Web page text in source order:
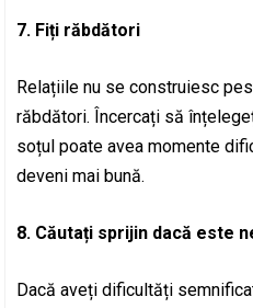
7. Fiți răbdători
Relațiile nu se construiesc
răbdători. Încercați să
soțul poate avea momente
deveni mai bună.
8. Căutați sprijin dacă este
Dacă aveți dificultăți